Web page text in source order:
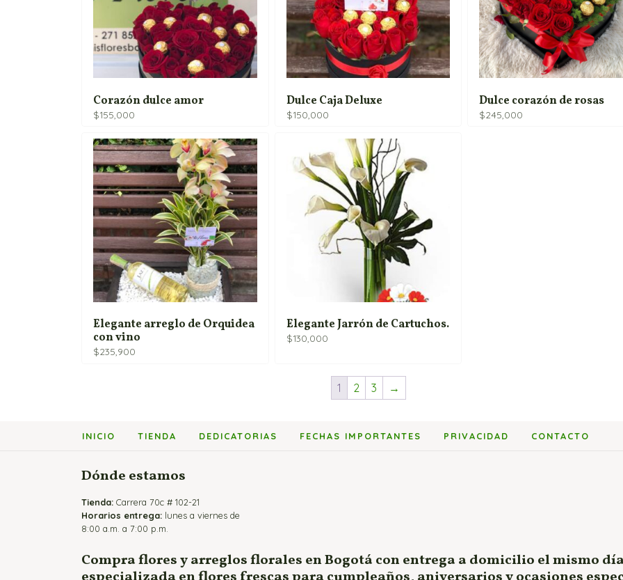
Corazón dulce amor
$155,000
Dulce Caja Deluxe
$150,000
Dulce corazón de rosas
$245,000
Elegante arreglo de Orquidea
con vino
$235,900
Elegante Jarrón de Cartuchos.
$130,000
1 2 3 →
INICIO TIENDA DEDICATORIAS FECHAS IMPORTANTES PRIVACIDAD CONTACTO
Dónde estamos
Tienda: Carrera 70c # 102-21
Horarios entrega: lunes a viernes de
8:00 a.m. a 7:00 p.m.
Compra flores y arreglos florales en Bogotá con entrega a domicilio el mismo